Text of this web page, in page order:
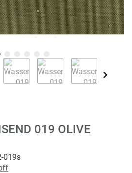
019 OLIVE
019s